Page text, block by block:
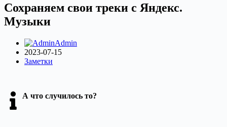
Сохраняем свои треки с Яндекс.
Музыки
Admin
2023-07-15
Заметки
А что случилось то?